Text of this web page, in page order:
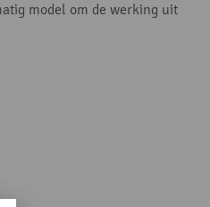
model om de werking uit